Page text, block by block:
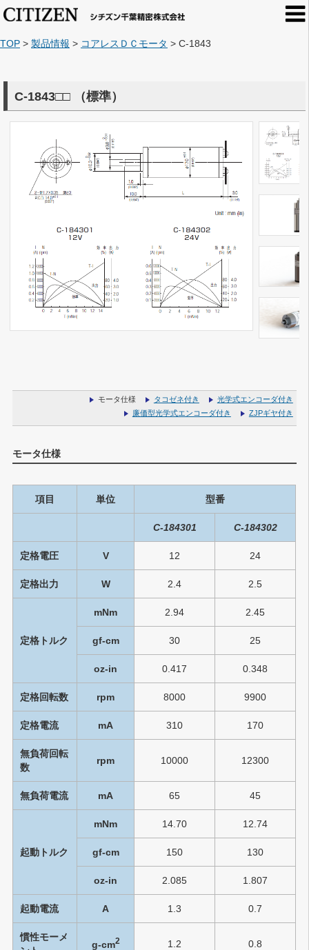
TOP > 製品情報 > コアレスＤＣモータ > C-1843
C-1843□□ （標準）
モータ仕様 タコゼネ付き
光学式エンコーダ付き
廉価型光学式エンコーダ付き
ZJPギヤ付き
モータ仕様
項目 単位 型番
C-184301 C-184302
定格電圧 V 12 24
定格出力 W 2.4 2.5
定格トルク
mNm 2.94 2.45
gf-cm 30 25
oz-in 0.417 0.348
定格回転数 rpm 8000 9900
定格電流 mA 310 170
無負荷回転
数
rpm 10000 12300
無負荷電流 mA 65 45
起動トルク
mNm 14.70 12.74
gf-cm 150 130
oz-in 2.085 1.807
起動電流 A 1.3 0.7
慣性モーメ
g-cm2 1.2 0.8